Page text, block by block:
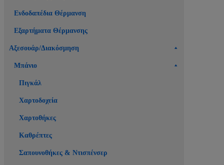
Ενδοδαπέδια Θέρμανση
Εξαρτήματα Θέρμανσης
Αξεσουάρ/Διακόσμηση
Μπάνιο
Πιγκάλ
Χαρτοδοχεία
Χαρτοθήκες
Καθρέπτες
Σαπουνοθήκες & Ντισπένσερ